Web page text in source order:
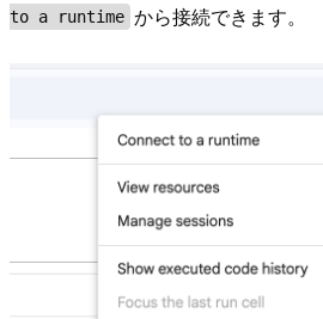
to a runtime から接続できます。